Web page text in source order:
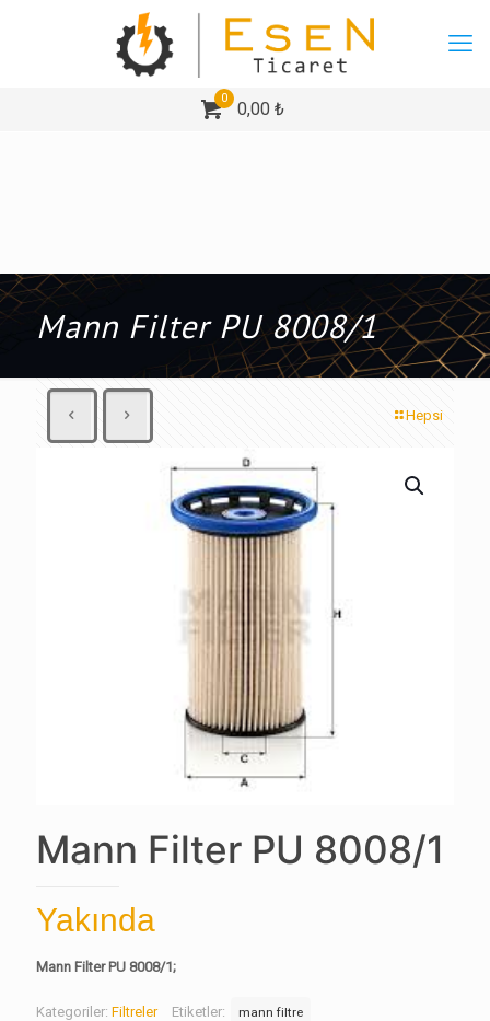
0
0,00 ₺
Mann Filter PU 8008/1
Hepsi
Mann Filter PU 8008/1
Yakında
Mann Filter PU 8008/1;
Kategoriler: Filtreler Etiketler: mann filtre